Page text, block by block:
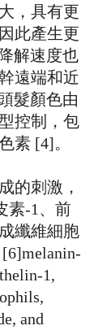
，具有更
此產生更
解速度也
遠端和近
髮顏色由
控制，包
素 [4]。
的刺激，
素-1、前
纖維細胞
[6]melanin-
1,
and